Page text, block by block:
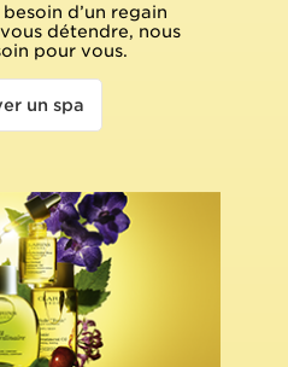
d’un regain
détendre, nous
pour vous.
un spa